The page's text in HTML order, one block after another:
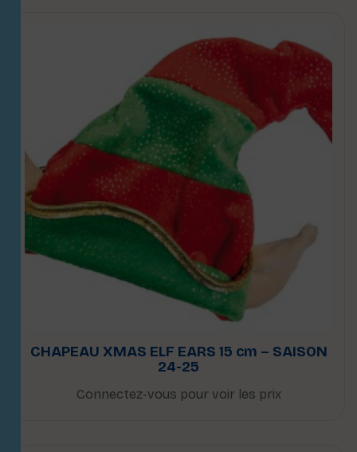
CHAPEAU XMAS ELF EARS 15 cm – SAISON
24-25
Connectez-vous pour voir les prix